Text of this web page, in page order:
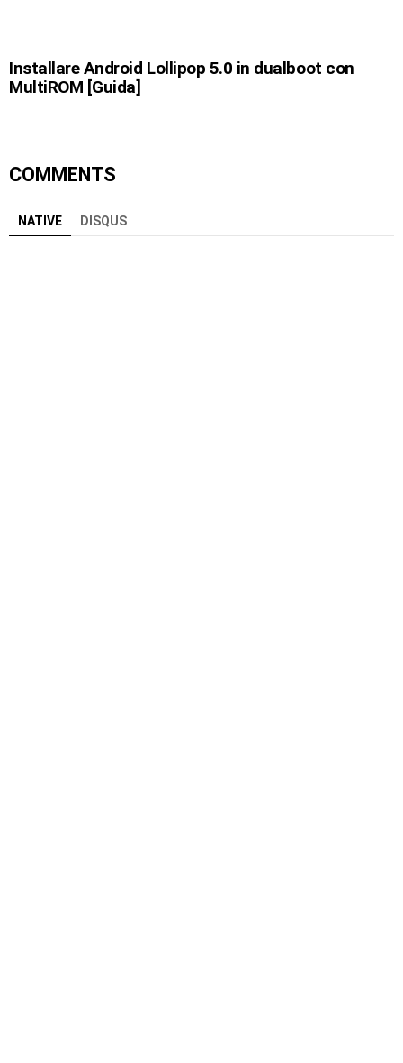
Installare Android Lollipop 5.0 in dualboot con
MultiROM [Guida]
COMMENTS
NATIVE DISQUS